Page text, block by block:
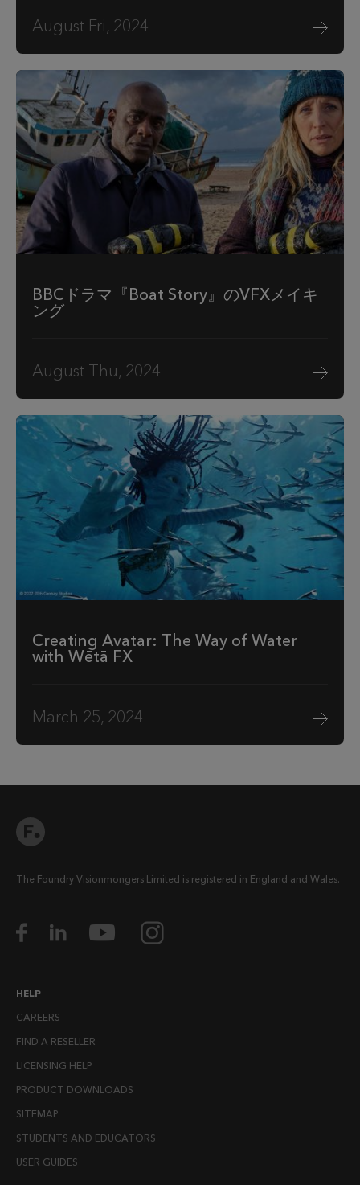
August Fri, 2024
BBCドラマ『Boat Story』のVFXメイキ
ング
August Thu, 2024
Creating Avatar: The Way of Water
with Wētā FX
March 25, 2024
The Foundry Visionmongers Limited is registered in England and Wales.
HELP
CAREERS
FIND A RESELLER
LICENSING HELP
PRODUCT DOWNLOADS
SITEMAP
STUDENTS AND EDUCATORS
USER GUIDES